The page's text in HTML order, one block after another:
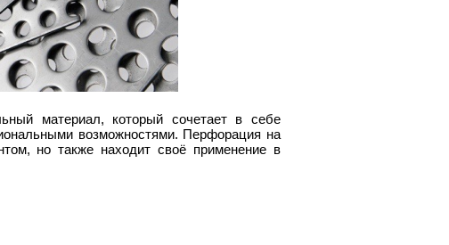
материал, который сочетает в себе
возможностями. Перфорация на
но также находит своё применение в